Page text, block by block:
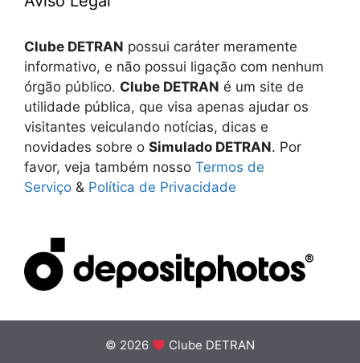
Clube DETRAN possui caráter meramente
informativo, e não possui ligação com nenhum
órgão público. Clube DETRAN é um site de
utilidade pública, que visa apenas ajudar os
visitantes veiculando notícias, dicas e
novidades sobre o Simulado DETRAN. Por
favor, veja também nosso Termos de
Serviço & Política de Privacidade
© 2026 Clube DETRAN